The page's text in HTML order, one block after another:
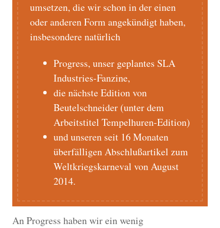
umsetzen, die wir schon in der einen
oder anderen Form angekündigt haben,
insbesondere natürlich
Progress, unser geplantes SLA
Industries-Fanzine,
die nächste Edition von
Beutelschneider (unter dem
Arbeitstitel Tempelhuren-Edition)
und unseren seit 16 Monaten
überfälligen Abschlußartikel zum
Weltkriegskarneval von August
2014.
An Progress haben wir ein wenig